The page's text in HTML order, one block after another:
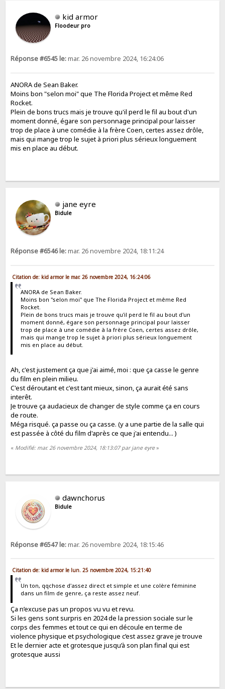
kid armor
Floodeur pro
Réponse #6545 le:mar. 26 novembre 2024, 16:24:06
ANORA de Sean Baker.
Moins bon "selon moi" que The Florida Project et même Red
Rocket.
Plein de bons trucs mais je trouve qu'il perd le fil au bout d'un
moment donné, égare son personnage principal pour laisser
trop de place à une comédie à la frère Coen, certes assez drôle,
mais qui mange trop le sujet à priori plus sérieux longuement
mis en place au début.
jane eyre
Bidule
Réponse #6546 le:mar. 26 novembre 2024, 18:11:24
Citation de: kid armor le mar. 26 novembre 2024, 16:24:06
ANORA de Sean Baker.
Moins bon "selon moi" que The Florida Project et même Red
Rocket.
Plein de bons trucs mais je trouve qu'il perd le fil au bout d'un
moment donné, égare son personnage principal pour laisser
trop de place à une comédie à la frère Coen, certes assez drôle,
mais qui mange trop le sujet à priori plus sérieux longuement
mis en place au début.
Ah, c'est justement ça que j'ai aimé, moi : que ça casse le genre
du film en plein milieu.
C'est déroutant et c'est tant mieux, sinon, ça aurait été sans
interêt.
Je trouve ça audacieux de changer de style comme ça en cours
de route.
Méga risqué. ça passe ou ça casse. (y a une partie de la salle qui
est passée à côté du film d'après ce que j'ai entendu... )
« Modifié: mar. 26 novembre 2024, 18:13:07 par jane eyre»
dawnchorus
Bidule
Réponse #6547 le:mar. 26 novembre 2024, 18:15:46
Citation de: kid armor le lun. 25 novembre 2024, 15:21:40
Un ton, qqchose d'assez direct et simple et une colère féminine
dans un film de genre, ça reste assez neuf.
Ça n’excuse pas un propos vu vu et revu.
Si les gens sont surpris en 2024 de la pression sociale sur le
corps des femmes et tout ce qui en découle en terme de
violence physique et psychologique c’est assez grave je trouve
Et le dernier acte et grotesque jusqu’à son plan final qui est
grotesque aussi